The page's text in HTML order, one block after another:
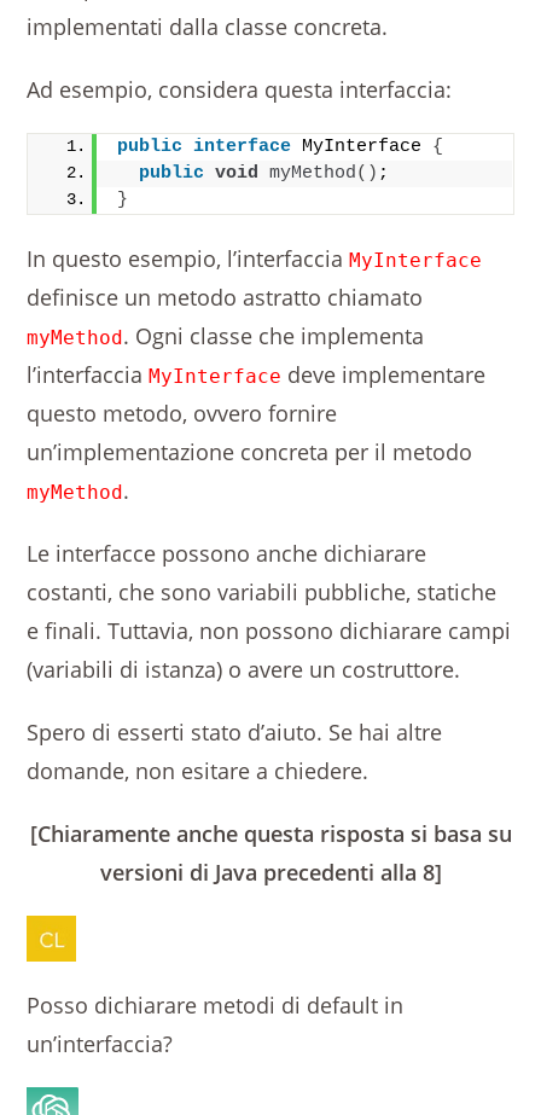
implementati dalla classe concreta.
Ad esempio, considera questa interfaccia:
public interface MyInterface {
public
void myMethod() ;
}
In questo esempio, l’interfacciaMyInterface
definisce un metodo astratto chiamato
myMethod. Ogni classe che implementa
l’interfacciaMyInterface deve implementare
questo metodo, ovvero fornire
un’implementazione concreta per il metodo
myMethod.
Le interfacce possono anche dichiarare
costanti, che sono variabili pubbliche, statiche
e finali. Tuttavia, non possono dichiarare campi
(variabili di istanza) o avere un costruttore.
Spero di esserti stato d’aiuto. Se hai altre
domande, non esitare a chiedere.
[Chiaramente anche questa risposta si basa su
versioni di Java precedenti alla 8]
Posso dichiarare metodi di default in
un’interfaccia?